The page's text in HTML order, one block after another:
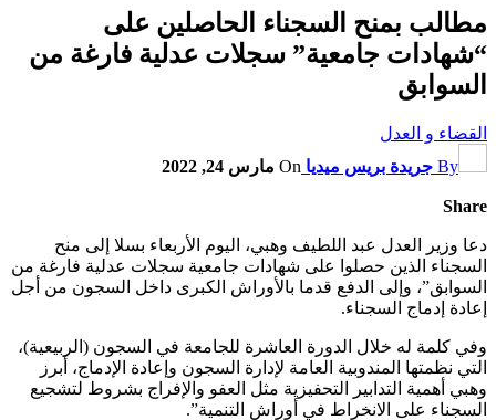
مطالب بمنح السجناء الحاصلين على
“شهادات جامعية” سجلات عدلية فارغة من
السوابق
القضاء و العدل
By جريدة بريس ميديا On مارس 24, 2022
Share
دعا وزير العدل عبد اللطيف وهبي، اليوم الأربعاء بسلا إلى منح
السجناء الذين حصلوا على شهادات جامعية سجلات عدلية فارغة من
السوابق”، وإلى الدفع قدما بالأوراش الكبرى داخل السجون من أجل
إعادة إدماج السجناء.
وفي كلمة له خلال الدورة العاشرة للجامعة في السجون (الربيعية)،
التي نظمتها المندوبية العامة لإدارة السجون وإعادة الإدماج، أبرز
وهبي أهمية التدابير التحفيزية مثل العفو والإفراج بشروط لتشجيع
السجناء على الانخراط في أوراش التنمية”.